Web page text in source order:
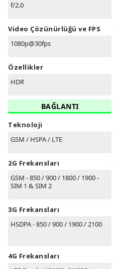
f/2.0
Video Çözünürlüğü ve FPS
1080p@30fps
Özellikler
HDR
BAĞLANTI
Teknoloji
GSM / HSPA / LTE
2G Frekansları
GSM - 850 / 900 / 1800 / 1900 -
SIM 1 & SIM 2
3G Frekansları
HSDPA - 850 / 900 / 1900 / 2100
4G Frekansları